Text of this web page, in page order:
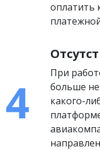
оплатить
При
больше не
какого-